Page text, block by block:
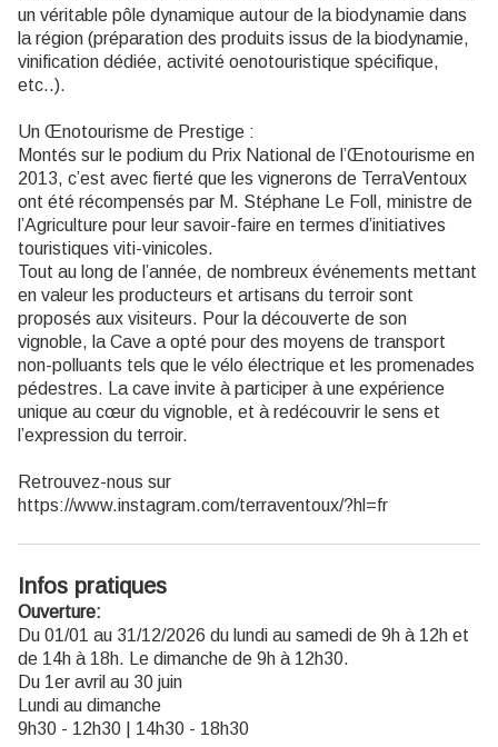
un véritable pôle dynamique autour de la biodynamie dans
la région (préparation des produits issus de la biodynamie,
vinification dédiée, activité oenotouristique spécifique,
etc..).
Un Œnotourisme de Prestige :
Montés sur le podium du Prix National de l’Œnotourisme en
2013, c’est avec fierté que les vignerons de TerraVentoux
ont été récompensés par M. Stéphane Le Foll, ministre de
l’Agriculture pour leur savoir-faire en termes d’initiatives
touristiques viti-vinicoles.
Tout au long de l’année, de nombreux événements mettant
en valeur les producteurs et artisans du terroir sont
proposés aux visiteurs. Pour la découverte de son
vignoble, la Cave a opté pour des moyens de transport
non-polluants tels que le vélo électrique et les promenades
pédestres. La cave invite à participer à une expérience
unique au cœur du vignoble, et à redécouvrir le sens et
l’expression du terroir.
Retrouvez-nous sur
https://www.instagram.com/terraventoux/?hl=fr
Infos pratiques
Ouverture:
Du 01/01 au 31/12/2026 du lundi au samedi de 9h à 12h et
de 14h à 18h. Le dimanche de 9h à 12h30.
Du 1er avril au 30 juin
Lundi au dimanche
9h30 - 12h30 | 14h30 - 18h30